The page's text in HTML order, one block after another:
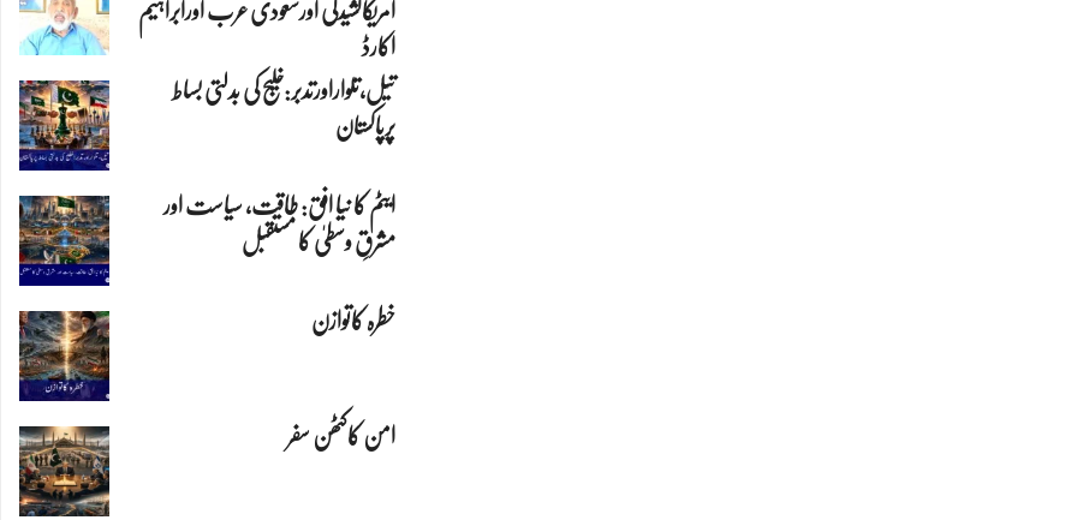
امن کاکٹھن سفر
امریکاکشیدگی اورسعودی عرب اورابراہیم
اکارڈ
تیل،تلواراورتدبر:خلیج کی بدلتی بساط
پرپاکستان
ایٹم کا نیا افق: طاقت، سیاست اور
مشرقِ وسطیٰ کا مستقبل
خطرہ کاتوازن